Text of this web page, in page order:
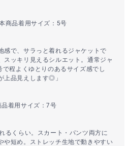
商品着用サイズ：5号
感で、サラっと着れるジャケットで
スッキリ見えるシルエット。通常ジャ
程よくゆとりのあるサイズ感でし
上品見えします◎」
着用サイズ：7号
るくらい。スカート・パンツ両方に
や短め。ストレッチ生地で動きやすい